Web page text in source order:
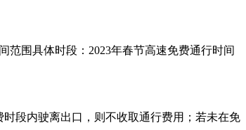
范围具体时段：2023年春节高速免费通行时间
段内驶离出口，则不收取通行费用；若未在免